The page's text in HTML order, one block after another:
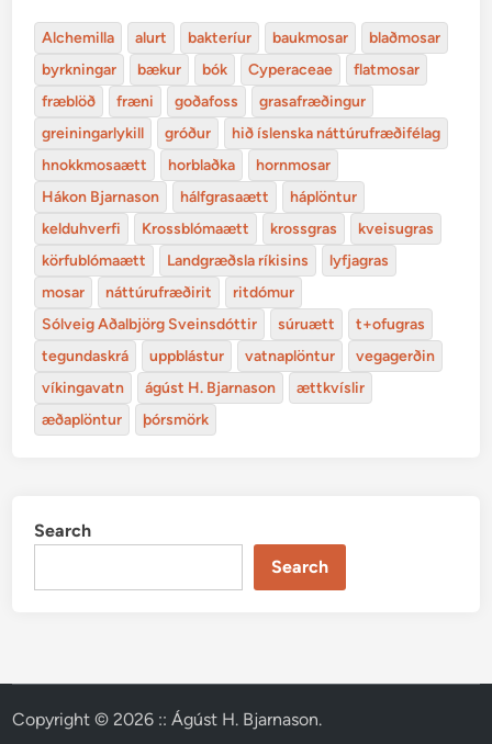
Alchemilla alurt bakteríur baukmosar
blaðmosar
byrkningar
bækur bók Cyperaceae
flatmosar
fræblöð
fræni goðafoss
grasafræðingur
greiningarlykill
gróður
hið íslenska náttúrufræðifélag
hnokkmosaætt
horblaðka
hornmosar
Hákon Bjarnason
hálfgrasaætt
háplöntur
kelduhverfi
Krossblómaætt krossgras
kveisugras
körfublómaætt
Landgræðsla ríkisins
lyfjagras
mosar
náttúrufræðirit
ritdómur
Sólveig Aðalbjörg Sveinsdóttir
súruætt
t+ofugras
tegundaskrá
uppblástur vatnaplöntur
vegagerðin
víkingavatn
ágúst H. Bjarnason
ættkvíslir
æðaplöntur
þórsmörk
Search
Search
Copyright © 2026 :: Ágúst H. Bjarnason.